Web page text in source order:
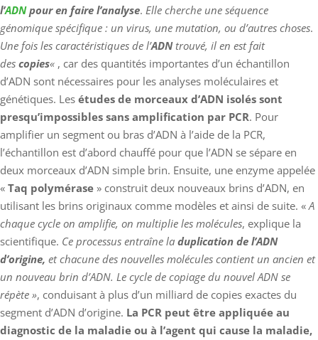
l’ADNpour en faire l’analyse. Elle cherche une séquence
génomique spécifique : un virus, une mutation, ou d’autres choses.
Une fois les caractéristiques de l’ADNtrouvé, il en est fait
des copies« , car des quantités importantes d’un échantillon
d’ADN sont nécessaires pour les analyses moléculaires et
génétiques. Les études de morceaux d’ADN isolés sont
presqu’impossibles sans amplification par PCR. Pour
amplifier un segment ou bras d’ADN à l’aide de la PCR,
l’échantillon est d’abord chauffé pour que l’ADN se sépare en
deux morceaux d’ADN simple brin. Ensuite, une enzyme appelée
« Taq polymérase » construit deux nouveaux brins d’ADN, en
utilisant les brins originaux comme modèles et ainsi de suite. «A
chaque cycle on amplifie, on multiplie les molécules, explique la
scientifique. Ce processus entraîne la duplication de l’ADN
d’origine, et chacune des nouvelles molécules contient un ancien et
un nouveau brin d’ADN. Le cycle de copiage du nouvel ADN se
répète », conduisant à plus d’un milliard de copies exactes du
segment d’ADN d’origine. La PCR peut être appliquée au
diagnostic de la maladie ou à l’agent qui cause la maladie,